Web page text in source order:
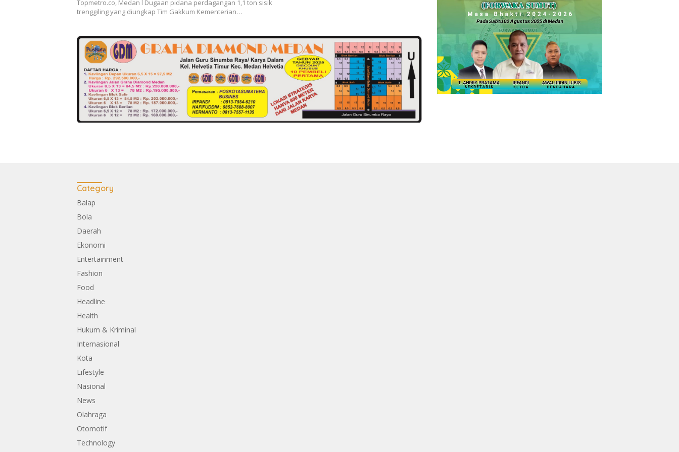
Libatkan Aparat
Topmetro.co, Medan l Dugaan pidana perdagangan 1,1 ton sisik
trenggiling yang diungkap Tim Gakkum Kementerian…
Category
Balap
Bola
Daerah
Ekonomi
Entertainment
Fashion
Food
Headline
Health
Hukum & Kriminal
Internasional
Kota
Lifestyle
Nasional
News
Olahraga
Otomotif
Technology